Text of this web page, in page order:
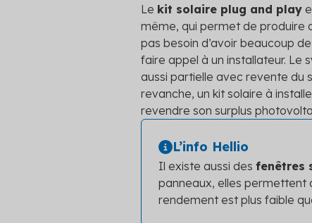
Le kit solaire plug and play
même, qui permet de produire
pas besoin d’avoir beaucoup
faire appel à un installateur. Le
aussi partielle avec revente du
revanche, un kit solaire à
revendre son surplus
L’info Hellio
Il existe aussi des fenêtres
panneaux, elles permettent
rendement est plus faible